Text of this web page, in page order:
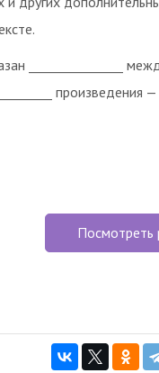
_______________
произведения
Посмотреть